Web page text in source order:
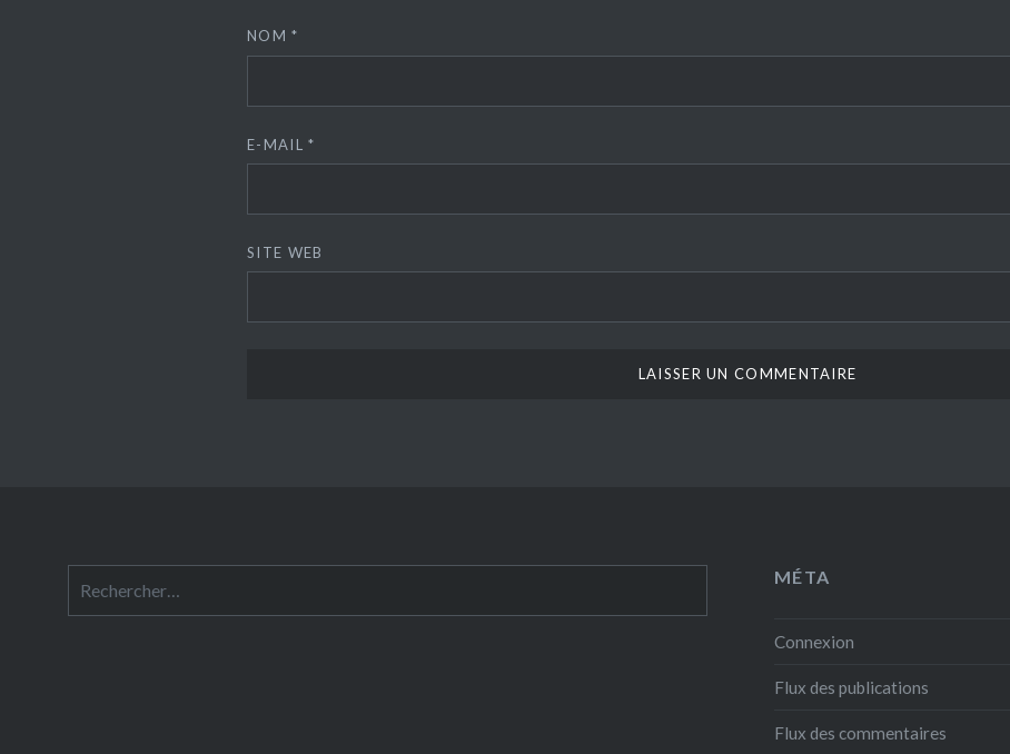
NOM*
E-MAIL*
SITE WEB
MÉTA
Connexion
Flux des publications
Flux des commentaires